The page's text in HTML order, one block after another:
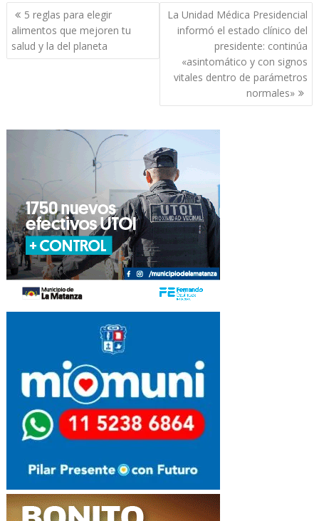
Navegación
de
entradas
5 reglas para elegir
alimentos que mejoren tu
salud y la del planeta
La Unidad Médica Presidencial
informó el estado clínico del
presidente: continúa
«asintomático y con signos
vitales dentro de parámetros
normales»